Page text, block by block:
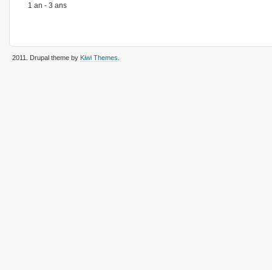
1 an - 3 ans
2011 . Drupal theme by Kiwi Themes